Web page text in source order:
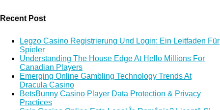
Recent Post
Legzo Casino Registrierung Und Login: Ein Leitfaden Für
Spieler
Understanding The House Edge At Hello Millions For
Canadian Players
Emerging Online Gambling Technology Trends At
Dracula Casino
BetsBunny Casino Player Data Protection & Privacy
Practices